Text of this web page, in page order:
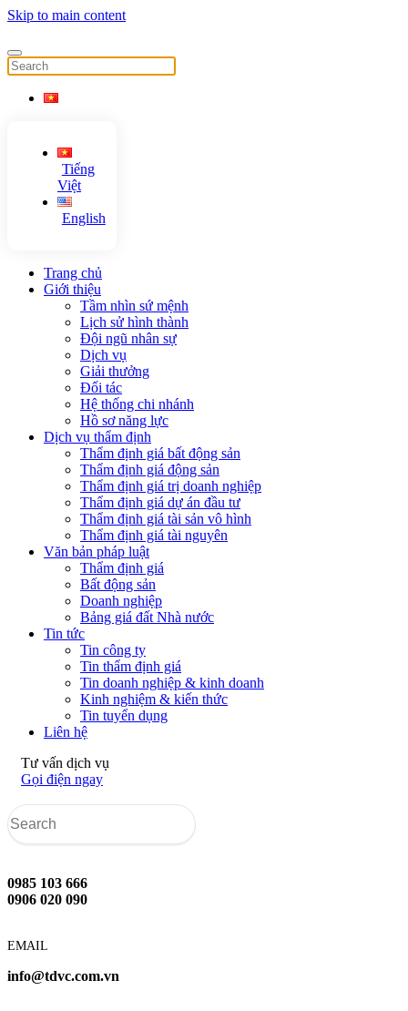
Skip to main content
Tiếng
Việt
English
Trang chủ
Giới thiệu
Tầm nhìn sứ mệnh
Lịch sử hình thành
Đội ngũ nhân sự
Dịch vụ
Giải thưởng
Đối tác
Hệ thống chi nhánh
Hồ sơ năng lực
Dịch vụ thẩm định
Thẩm định giá bất động sản
Thẩm định giá động sản
Thẩm định giá trị doanh nghiệp
Thẩm định giá dự án đầu tư
Thẩm định giá tài sản vô hình
Thẩm định giá tài nguyên
Văn bản pháp luật
Thẩm định giá
Bất động sản
Doanh nghiệp
Bảng giá đất Nhà nước
Tin tức
Tin công ty
Tin thẩm định giá
Tin doanh nghiệp & kinh doanh
Kinh nghiệm & kiến thức
Tin tuyển dụng
Liên hệ
Tư vấn dịch vụ
Gọi điện ngay
0985 103 666
0906 020 090
EMAIL
info@tdvc.com.vn